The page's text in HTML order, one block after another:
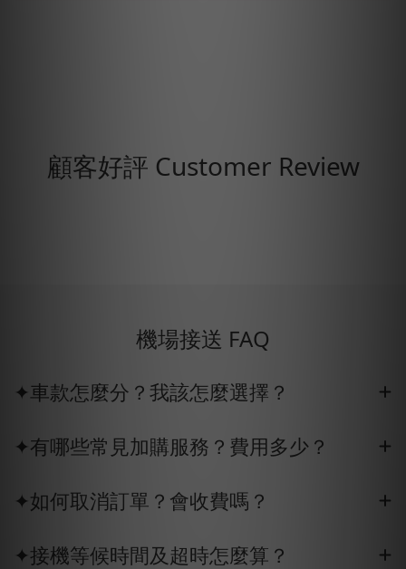
顧客好評 Customer Review
機場接送 FAQ
✦車款怎麼分？我該怎麼選擇？
✦有哪些常見加購服務？費用多少？
✦如何取消訂單？會收費嗎？
✦接機等候時間及超時怎麼算？